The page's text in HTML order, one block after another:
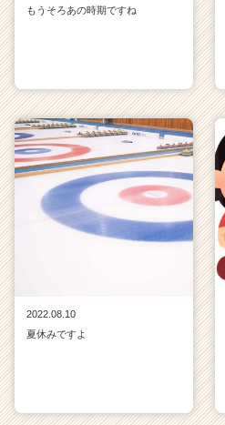
もうそろあの時期ですね
2022.08.10
夏休みですよ